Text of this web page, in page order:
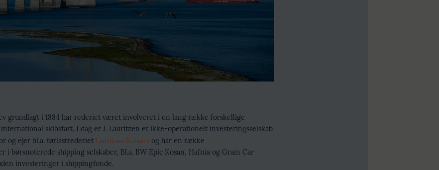
grundlagt i 1884 har rederiet været involveret i en lang række forskellige
skibsfart. I dag er J. Lauritzen et ikke-operationelt investeringsselskab
og ejer bl.a. tørlastrederiet Lauritzen Bulkers og har en række
i børsnoterede shipping selskaber, Bl.a. BW Epic Kosan, Hafnia og Gram Car
investeringer i shippingfonde.